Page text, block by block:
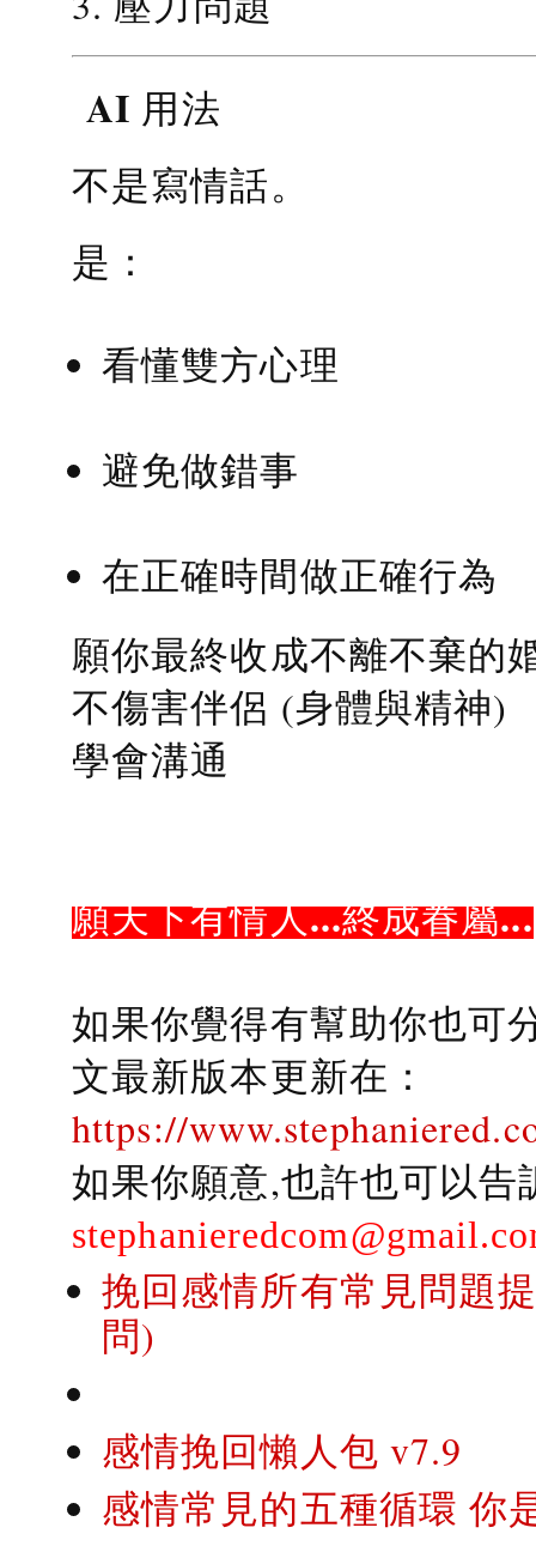
AI 用法
不是寫情話。
是：
看懂雙方心理
避免做錯事
在正確時間做正確行為
願你最終收成不離不棄的
不傷害伴侶 (身體與精神)
學會溝通
願天下有情人...終成眷屬...
如果你覺得有幫助你也可
文最新版本更新在：
https://
如果你願意,也許也可以
挽回感情所有常見問題
問)
感情挽回懶人包 v7.9
感情常見的五種循環 你